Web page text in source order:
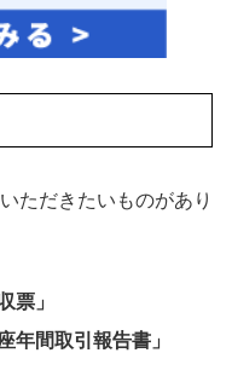
ただきたいものがあり
票」
年間取引報告書」